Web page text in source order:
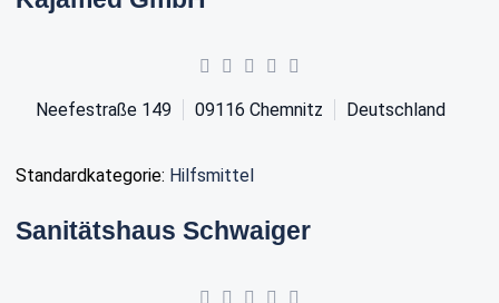
Neefestraße 149 09116 Chemnitz Deutschland
Standardkategorie: Hilfsmittel
Sanitätshaus Schwaiger